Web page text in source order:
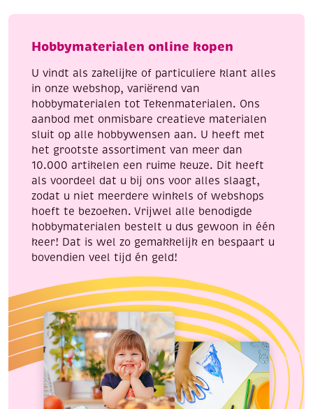
70
aantal
grams,
cm
Hobbymaterialen online kopen
U vindt als zakelijke of particuliere klant alles
in onze webshop, variërend van
hobbymaterialen tot Tekenmaterialen. Ons
aanbod met onmisbare creatieve materialen
sluit op alle hobbywensen aan. U heeft met
het grootste assortiment van meer dan
10.000 artikelen een ruime keuze. Dit heeft
als voordeel dat u bij ons voor alles slaagt,
zodat u niet meerdere winkels of webshops
hoeft te bezoeken. Vrijwel alle benodigde
hobbymaterialen bestelt u dus gewoon in één
keer! Dat is wel zo gemakkelijk en bespaart u
bovendien veel tijd én geld!